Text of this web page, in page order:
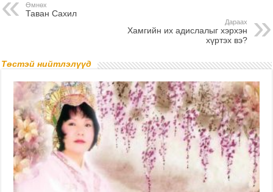
Өмнөх
Таван Сахил
Дараах
Хамгийн их адислалыг хэрхэн
хүртэх вэ?
Төстэй нийтлэлүүд